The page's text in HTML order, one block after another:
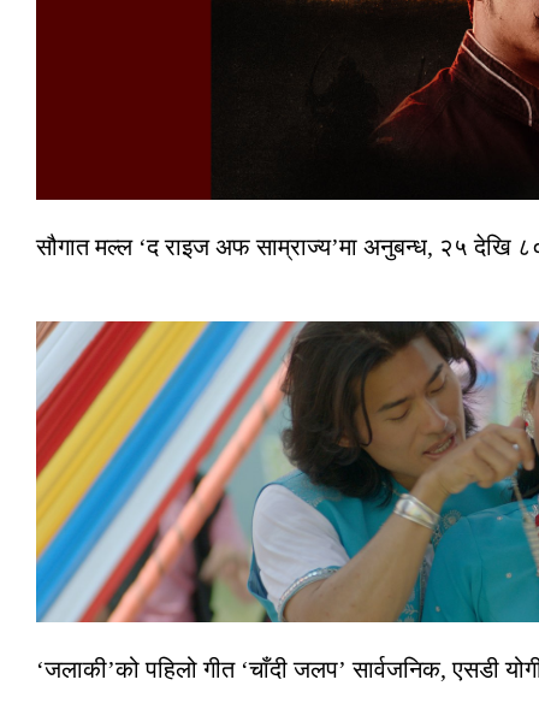
सौगात मल्ल ‘द राइज अफ साम्राज्य’मा अनुबन्ध, २५ देखि
‘जलाकी’को पहिलो गीत ‘चाँदी जलप’ सार्वजनिक, एसडी